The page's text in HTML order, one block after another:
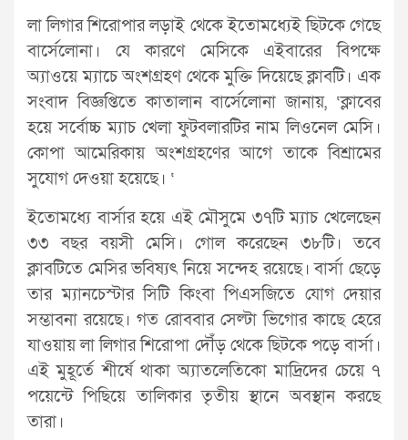
লা লিগার শিরোপার লড়াই থেকে ইতোমধ্যেই ছিটকে গেছে
বার্সেলোনা। যে কারণে মেসিকে এইবারের বিপক্ষে
অ্যাওয়ে ম্যাচে অংশগ্রহণ থেকে মুক্তি দিয়েছে ক্লাবটি। এক
সংবাদ বিজ্ঞপ্তিতে কাতালান বার্সেলোনা জানায়, ‘ক্লাবের
হয়ে সর্বোচ্চ ম্যাচ খেলা ফুটবলারটির নাম লিওনেল মেসি।
কোপা আমেরিকায় অংশগ্রহণের আগে তাকে বিশ্রামের
সুযোগ দেওয়া হয়েছে। ‘
ইতোমধ্যে বার্সার হয়ে এই মৌসুমে ৩৭টি ম্যাচ খেলেছেন
৩৩ বছর বয়সী মেসি। গোল করেছেন ৩৮টি। তবে
ক্লাবটিতে মেসির ভবিষ্যৎ নিয়ে সন্দেহ রয়েছে। বার্সা ছেড়ে
তার ম্যানচেস্টার সিটি কিংবা পিএসজিতে যোগ দেয়ার
সম্ভাবনা রয়েছে। গত রোববার সেল্টা ভিগোর কাছে হেরে
যাওয়ায় লা লিগার শিরোপা দৌঁড় থেকে ছিটকে পড়ে বার্সা।
এই মুহূর্তে শীর্ষে থাকা অ্যাতলেতিকো মাদ্রিদের চেয়ে ৭
পয়েন্টে পিছিয়ে তালিকার তৃতীয় স্থানে অবস্থান করছে
তারা।